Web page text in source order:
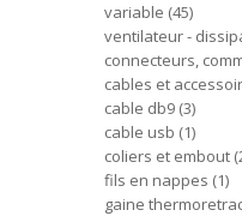
variable 45
ventilateur -
connecteurs,
cables et
cable db9 3
cable usb 1
coliers et embout
fils en nappes 1
gaine